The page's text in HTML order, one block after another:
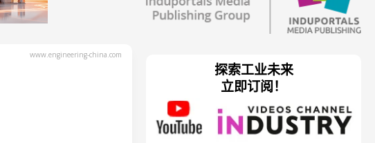
www.engineering-china.com
探索工业未来
立即订阅！